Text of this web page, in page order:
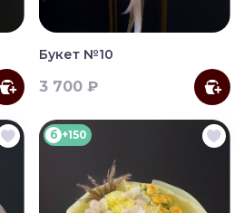
Букет №10
3 700 ₽
б +150